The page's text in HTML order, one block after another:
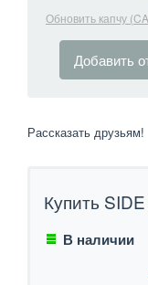
Обновить капчу
Рассказать друзьям!
Купить
В наличии